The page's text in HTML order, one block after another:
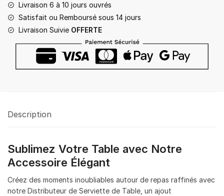
Serviette
de
Table
Livraison 6 à 10 jours ouvrés
Satisfait ou Remboursé sous 14 jours
Livraison Suivie OFFERTE
Description
Sublimez Votre Table avec Notre
Accessoire Élégant
Créez des moments inoubliables autour de repas raffinés avec
notre Distributeur de Serviette de Table, un ajout